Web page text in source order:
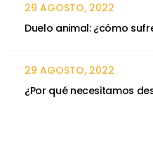
29 AGOSTO, 2022
Duelo animal: ¿cómo
29 AGOSTO, 2022
¿Por qué necesitamos